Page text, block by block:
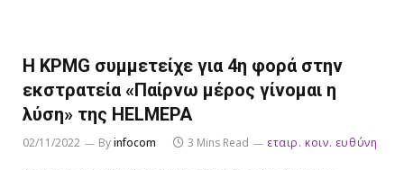
Η KPMG συμμετείχε για 4η φορά στην
εκστρατεία «Παίρνω μέρος γίνομαι η
λύση» της HELMEPA
02/11/2022 Byinfocom 3 Mins Read εταιρ. κοιν. ευθύνη